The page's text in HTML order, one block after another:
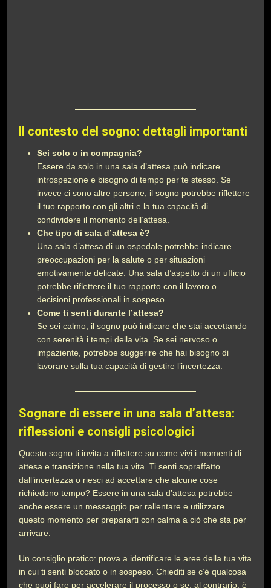
Il contesto del sogno: dettagli importanti
Sei solo o in compagnia?
Essere da solo in una sala d’attesa può indicare
introspezione e bisogno di tempo per te stesso. Se
invece ci sono altre persone, il sogno potrebbe riflettere
il tuo rapporto con gli altri e la tua capacità di
condividere il momento dell’attesa.
Che tipo di sala d’attesa è?
Una sala d’attesa di un ospedale potrebbe indicare
preoccupazioni per la salute o per situazioni
emotivamente delicate. Una sala d’aspetto di un ufficio
potrebbe riflettere il tuo rapporto con il lavoro o
decisioni professionali in sospeso.
Come ti senti durante l’attesa?
Se sei calmo, il sogno può indicare che stai accettando
con serenità i tempi della vita. Se sei nervoso o
impaziente, potrebbe suggerire che hai bisogno di
lavorare sulla tua capacità di gestire l’incertezza.
Sognare di essere in una sala d’attesa:
riflessioni e consigli psicologici
Questo sogno ti invita a riflettere su come vivi i momenti di
attesa e transizione nella tua vita. Ti senti sopraffatto
dall’incertezza o riesci ad accettare che alcune cose
richiedono tempo? Essere in una sala d’attesa potrebbe
anche essere un messaggio per rallentare e utilizzare
questo momento per prepararti con calma a ciò che sta per
arrivare.
Un consiglio pratico: prova a identificare le aree della tua vita
in cui ti senti bloccato o in sospeso. Chiediti se c’è qualcosa
che puoi fare per accelerare il processo o se, al contrario, è